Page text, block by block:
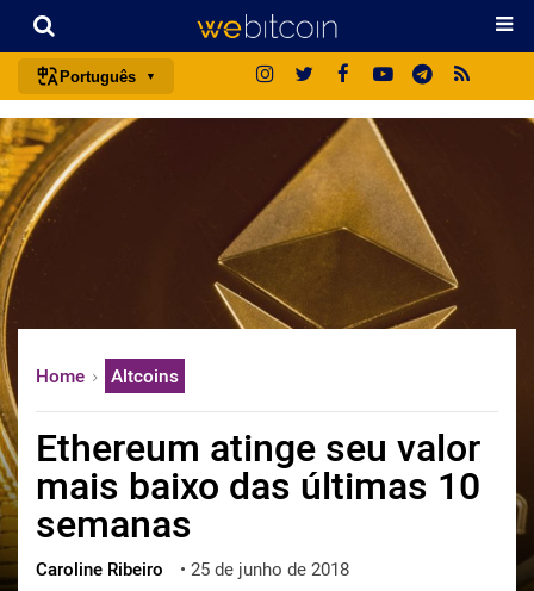
Português
português (BR)
english
中文
한국어
العربية
ქართული
Home Altcoins
Ethereum atinge seu valor
mais baixo das últimas 10
semanas
Caroline Ribeiro • 25 de junho de 2018